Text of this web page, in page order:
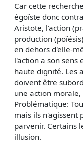
Car cette
égoïste donc
Aristote, l'action
production
en dehors d'elle-
l'action a son sens
haute dignité. Les
doivent être
une action morale,
Problématique:
mais ils n'agissent
parvenir. Certains
illusion.